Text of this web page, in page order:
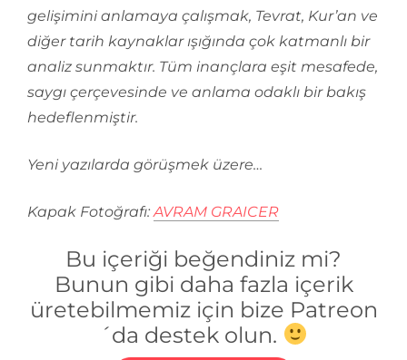
gelişimini anlamaya çalışmak, Tevrat, Kur’an ve
diğer tarih kaynaklar ışığında çok katmanlı bir
analiz sunmaktır. Tüm inançlara eşit mesafede,
saygı çerçevesinde ve anlama odaklı bir bakış
hedeflenmiştir.
Yeni yazılarda görüşmek üzere…
Kapak Fotoğrafı: AVRAM GRAICER
Bu içeriği beğendiniz mi?
Bunun gibi daha fazla içerik
üretebilmemiz için bize Patreon
´da destek olun.